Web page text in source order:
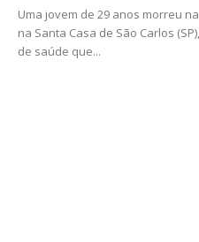
Uma jovem de 29 anos morreu
na Santa Casa de São Carlos
de saúde que...